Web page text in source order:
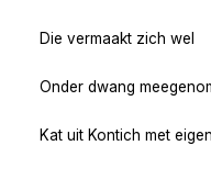
Die vermaakt zich wel
Onder dwang
Kat uit Kontich met